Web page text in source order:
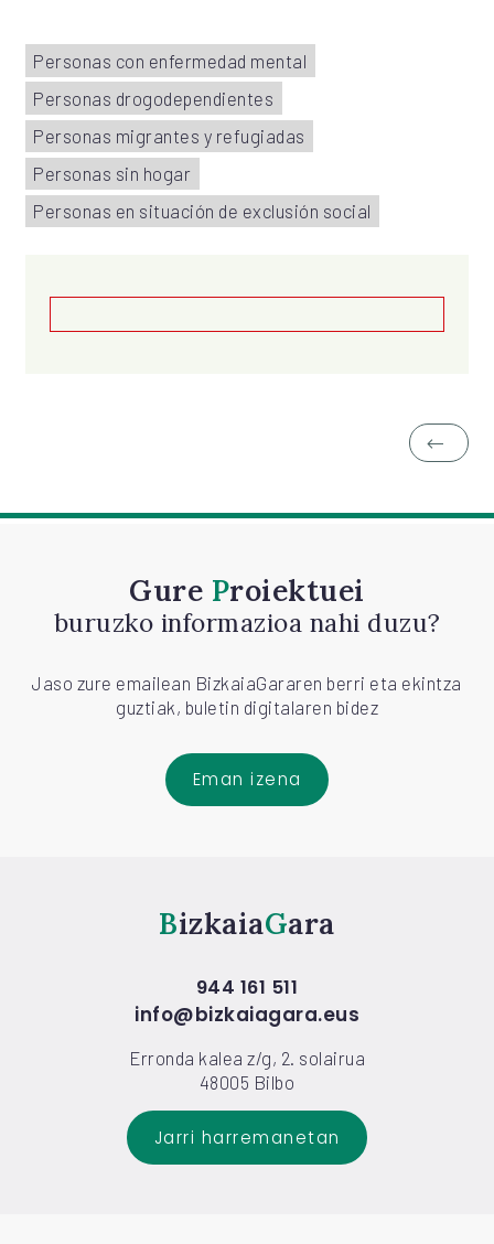
Personas con enfermedad mental
Personas drogodependientes
Personas migrantes y refugiadas
Personas sin hogar
Personas en situación de exclusión social
Gure Proiektuei
buruzko informazioa nahi duzu?
Jaso zure emailean BizkaiaGararen berri eta ekintza
guztiak, buletin digitalaren bidez
Eman izena
Bizkaia Gara
944 161 511
info@bizkaiagara.eus
Erronda kalea z/g, 2. solairua
48005 Bilbo
Jarri harremanetan